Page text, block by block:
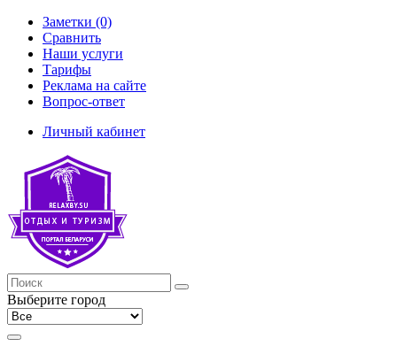
Заметки (0)
Сравнить
Наши услуги
Тарифы
Реклама на сайте
Вопрос-ответ
Личный кабинет
Выберите город